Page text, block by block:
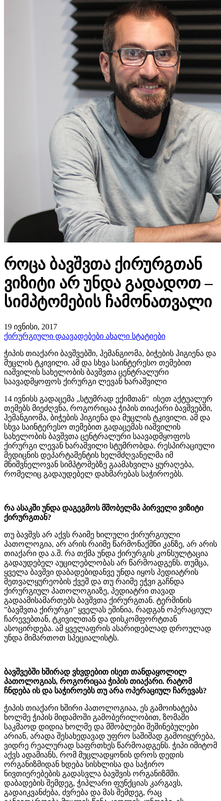
როცა ბავშვთა ქირურგთან
ვიზიტი არ უნდა გადადოთ –
სიმპტომების ჩამონათვალი
19 ივნისი, 2017
ქირურგიული დაავადებები ახალი სტატიები
ჭიპის თიაქარი ბავშვებში, ჰემანგიომა, ბიჭების ჰიგიენა და
მუცლის ტკივილი. ამ და სხვა საინტერესო თემებით
იაშვილის სახელობის ბავშვთა ცენტრალური
საავადმყოფოს ქირურგი ლევან ხარაშვილი
14 ივნისს გადაცემა „სტუმრად ექიმთან“ ისეთ აქტუალურ
თემებს მიეძღვნა, როგორიცაა ჭიპის თიაქარი ბავშვებში,
ჰემანგიომა, ბიჭების ჰიგიენა და მუცლის ტკივილი. ამ და
სხვა საინტერესო თემებით გადაცემას იაშვილის
სახელობის ბავშვთა ცენტრალური საავადმყოფოს
ქირურგი ლევან ხარაშვილი სტუმრობდა. რესპირაციული
მედიცნის დეპარტამენტის ხელმძღვანელმა იმ
მნიშვნელოვან სიმპტომებზე გაამახვილა ყურაღება,
რომელიც გადაუდებელ დახმარებას საჭიროებს.
რა ასაკში უნდა დაგეგმოს მშობელმა პირველი ვიზიტი
ქირურგთან?
თუ ბავშვს არ აქვს რაიმე ხილული ქირურგიული
პათოლოგია, არ არის რაიმე წარმონაქმნი კანზე, არ არის
თიაქარი და ა.შ. რა თქმა უნდა ქირურგის კონსულტაცია
გადაუდებელ აუცილებლობას არ წარმოადგენს. თუმცა,
ყველა ბავშვი დაბადებიდანვე უნდა იყოს პედიატრის
მეთვალყურეობის ქვეშ და თუ რაიმე ეჭვი გაჩნდა
ქირურგიულ პათოლოგიაზე, პედიატრი თავად
გადაამისამართებს ბავშვთა ქირურგთან. ტერმინის
”ბავშვთა ქირურგი” ყველას ეშინია, რადგან ოპერაციულ
ჩარევებთან, ტკივილთან და დისკომფორტთან
ასოცირდება. ამ ყველაფრის ასარიდებლად დროულად
უნდა მიმართოთ სპეციალისტს.
ბავშვებში ხშირად ვხვდებით ისეთ თანდაყოლილ
პათოლოგიას, როგორიცაა ჭიპის თიაქარი. რატომ
ჩნდება ის და საჭიროებს თუ არა ოპერაციულ ჩარევას?
ჭიპის თიაქარი ხშირი პათოლოგიაა, ეს გამოიხატება
ხოლმე ჭიპის მიდამოში გამობერილობით, ზომაში
საკმაოდ დიდია ხოლმე და მშობლები შეშინებულები
არიან, არადა შესახედავად უფრო საშიშად გამოიყურება,
ვიდრე რეალურად საფრთხეს წარმოადგენს. ჭიპი იმიტომ
აქვს ადამიანს, რომ მუცლადყონის დროს დედის
ორგანიზმიდან ხდება სისხლისა და საჭირო
ნივთიერებების გადასვლა ბავშვის ორგანიზმში.
დაბადების შემდეგ, ჭიპლარი ფუნქციას კარგავს,
გადაიკვანძება, ძვრება და მას შემდეგ, რაც